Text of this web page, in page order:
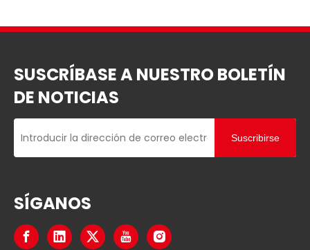
SUSCRÍBASE A NUESTRO BOLETÍN
DE NOTICIAS
Suscribirse
SÍGANOS